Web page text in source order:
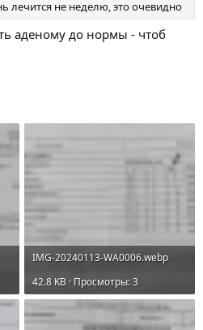
лечится не неделю, это очевидно
аденому до нормы - чтоб
IMG-20240113-WA0006.webp
42.8 KB · Просмотры: 3